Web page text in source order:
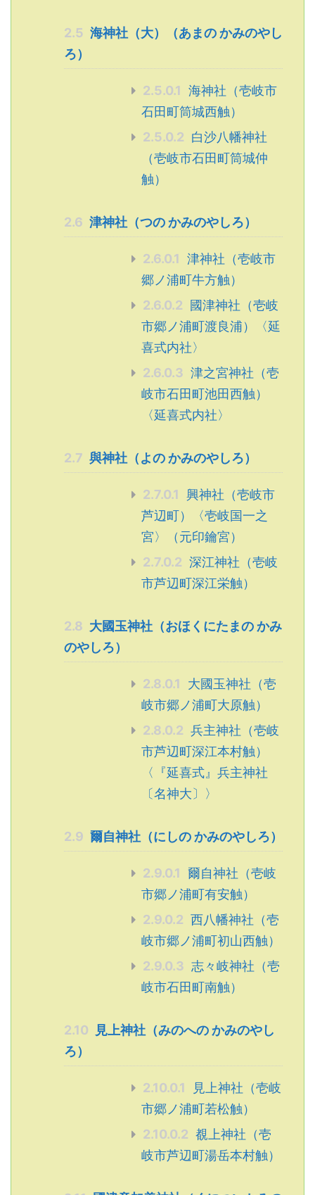
2.5 海神社（大）（あまの かみのやし
ろ）
2.5.0.1
海神社（壱岐市
石田町筒城西触）
2.5.0.2 白沙八幡神社
（壱岐市石田町筒城仲
触）
2.6 津神社（つの かみのやしろ）
2.6.0.1
津神社（壱岐市
郷ノ浦町牛方触）
2.6.0.2
國津神社（壱岐
市郷ノ浦町渡良浦）〈延
喜式内社〉
2.6.0.3 津之宮神社（壱
岐市石田町池田西触）
〈延喜式内社〉
2.7 與神社（よの かみのやしろ）
2.7.0.1
興神社（壱岐市
芦辺町）〈壱岐国一之
宮〉（元印鑰宮）
2.7.0.2 深江神社（壱岐
市芦辺町深江栄触）
2.8 大國玉神社（おほくにたまの かみ
のやしろ）
2.8.0.1
大國玉神社（壱
岐市郷ノ浦町大原触）
2.8.0.2 兵主神社（壱岐
市芦辺町深江本村触）
〈『延喜式』兵主神社
〔名神大〕〉
2.9 爾自神社（にしの かみのやしろ）
2.9.0.1
爾自神社（壱岐
市郷ノ浦町有安触）
2.9.0.2 西八幡神社（壱
岐市郷ノ浦町初山西触）
2.9.0.3 志々岐神社（壱
岐市石田町南触）
2.10
見上神社（みのへの かみのやし
ろ）
2.10.0.1
見上神社（壱岐
市郷ノ浦町若松触）
2.10.0.2 覩上神社（壱
岐市芦辺町湯岳本村触）